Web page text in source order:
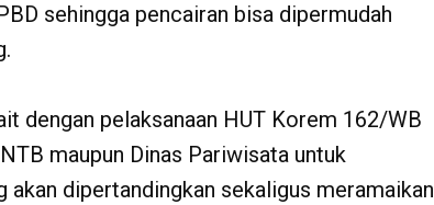
sehingga pencairan bisa dipermudah
dengan pelaksanaan HUT Korem 162/WB
maupun Dinas Pariwisata untuk
dipertandingkan sekaligus meramaikan